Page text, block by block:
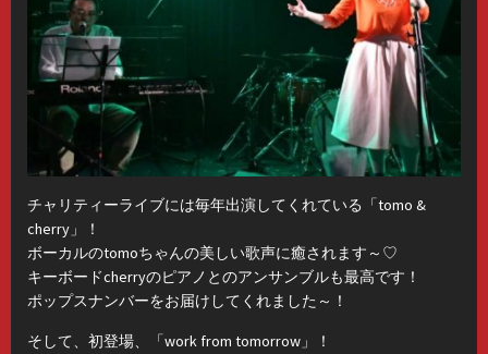
チャリティーライブには毎年出演してくれている「tomo &
cherry」！
ボーカルのtomoちゃんの美しい歌声に癒されます～♡
キーボードcherryのピアノとのアンサンブルも最高です！
ポップスナンバーをお届けしてくれました～！
そして、初登場、「work from tomorrow」！